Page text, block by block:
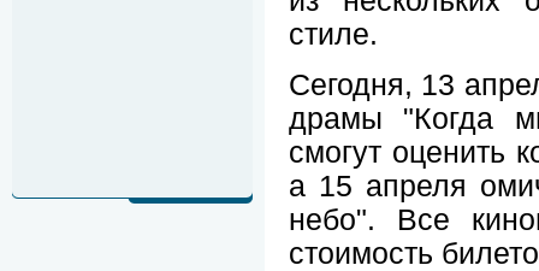
стиле.
Сегодня, 13
драмы "Когда
смогут оценить
а 15 апреля
небо". Все
стоимость